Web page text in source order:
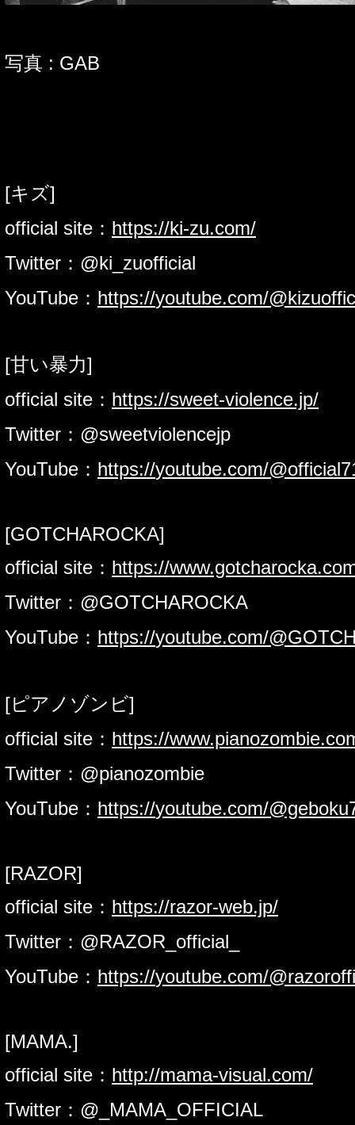
写真 : GAB
[キズ]
official site： https://ki-zu.com/
Twitter：@ki_zuofficial
YouTube： https://youtube.com/
[甘い暴力]
official site： https://sweet-violence.jp/
Twitter：@sweetviolencejp
YouTube： https://youtube.com/
[GOTCHAROCKA]
official site： https://
Twitter：@GOTCHAROCKA
YouTube： https://youtube.com/
[ピアノゾンビ]
official site： https://
Twitter：@pianozombie
YouTube： https://youtube.com/
[RAZOR]
official site： https://razor-web.jp/
Twitter：@RAZOR_official_
YouTube： https://youtube.com/
[MAMA.]
official site： http://mama-visual.com/
Twitter：@_MAMA_OFFICIAL